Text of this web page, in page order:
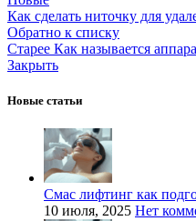
Как сделать ниточку для
Обратно к списку
Старее Как называется
Закрыть
Новые статьи
Смас лифтинг как
10 июля, 2025 Нет